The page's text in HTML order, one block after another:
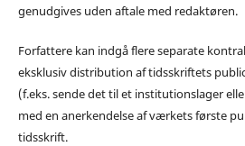
genudgives uden aftale med redaktøren.
Forfattere kan indgå flere separate
eksklusiv distribution af tidsskriftets
(f.eks. sende det til et institutionslager
med en anerkendelse af værkets første
tidsskrift.